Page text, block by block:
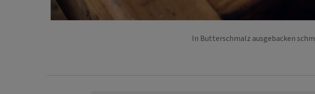
In Butterschmalz ausgebacken